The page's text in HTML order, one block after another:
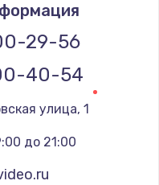
29-56
40-54
улица, 1
до 21:00